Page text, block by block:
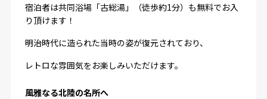
宿泊者は共同浴場「古総湯」（徒歩約1分）も無料でお入
り頂けます！
明治時代に造られた当時の姿が復元されており、
レトロな雰囲気をお楽しみいただけます。
風雅なる北陸の名所へ